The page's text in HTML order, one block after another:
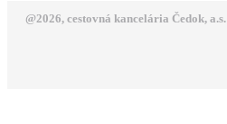
@2026, cestovná kancelária Čedok, a.s.